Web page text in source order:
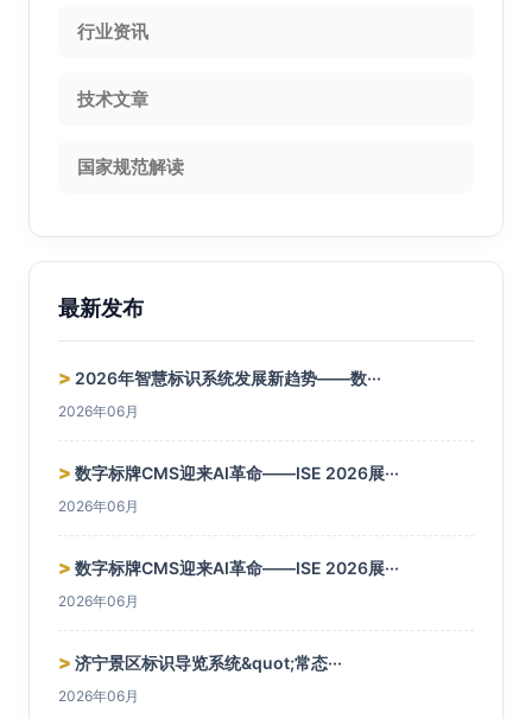
行业资讯
技术文章
国家规范解读
最新发布
> 2026年智慧标识系统发展新趋势——数···
2026年06月
> 数字标牌CMS迎来AI革命——ISE 2026展···
2026年06月
> 数字标牌CMS迎来AI革命——ISE 2026展···
2026年06月
> 济宁景区标识导览系统&quot;常态···
2026年06月